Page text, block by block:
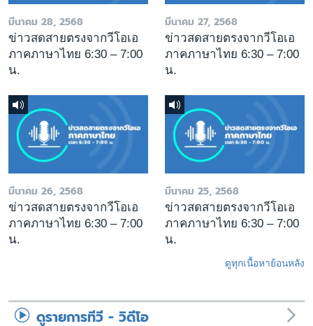
มีนาคม 28, 2568
ข่าวสดสายตรงจากวีโอเอ
ภาคภาษาไทย 6:30 – 7:00
น.
มีนาคม 27, 2568
ข่าวสดสายตรงจากวีโอเอ
ภาคภาษาไทย 6:30 – 7:00
น.
มีนาคม 26, 2568
ข่าวสดสายตรงจากวีโอเอ
ภาคภาษาไทย 6:30 – 7:00
น.
มีนาคม 25, 2568
ข่าวสดสายตรงจากวีโอเอ
ภาคภาษาไทย 6:30 – 7:00
น.
ดูทุกเนื้อหาย้อนหลัง
ดูรายการทีวี - วิดีโอ